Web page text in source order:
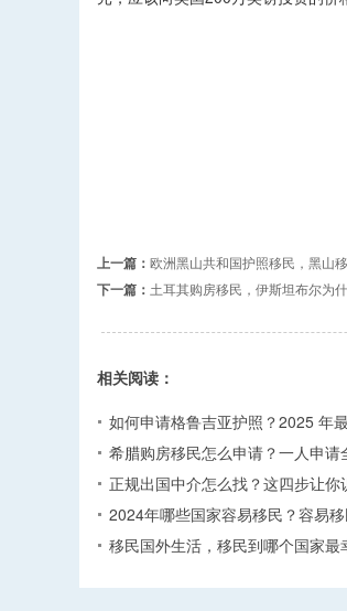
上一篇： 欧洲黑山共和国护照移民，黑山
下一篇： 土耳其购房移民，伊斯坦布尔为
相关阅读：
如何申请格鲁吉亚护照？2025 年
希腊购房移民怎么申请？一人申请
正规出国中介怎么找？这四步让你
2024年哪些国家容易移民？容易移
移民国外生活，移民到哪个国家最